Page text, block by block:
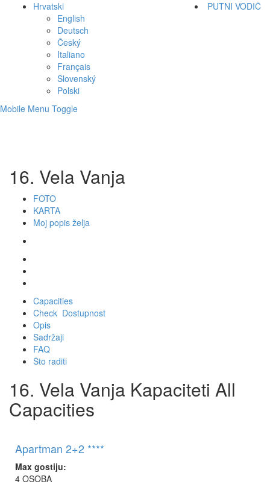
Hrvatski
English
Deutsch
Český
Italiano
Français
Slovenský
Polski
PUTNI VODIČ
Mobile Menu Toggle
16. Vela Vanja
FOTO
KARTA
Moj popis želja
Capacities
Check Dostupnost
Opis
Sadržaji
FAQ
Što raditi
16. Vela Vanja Kapaciteti All
Capacities
Apartman 2+2 ****
Max gostiju:
4 OSOBA